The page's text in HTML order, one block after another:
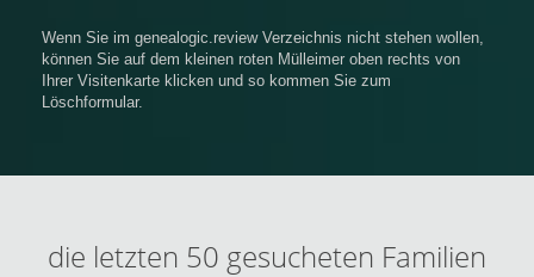
Wenn Sie im genealogic.review Verzeichnis nicht stehen wollen,
können Sie auf dem kleinen roten Mülleimer oben rechts von
Ihrer Visitenkarte klicken und so kommen Sie zum
Löschformular.
die letzten 50 gesucheten Familien